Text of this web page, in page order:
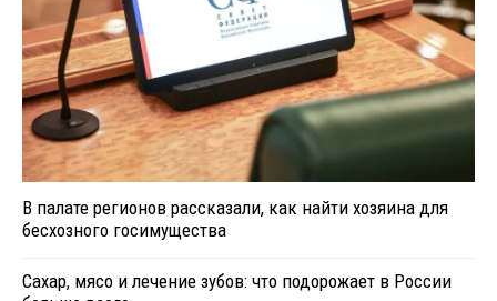
В палате регионов рассказали, как найти хозяина для
бесхозного госимущества
Сахар, мясо и лечение зубов: что подорожает в России